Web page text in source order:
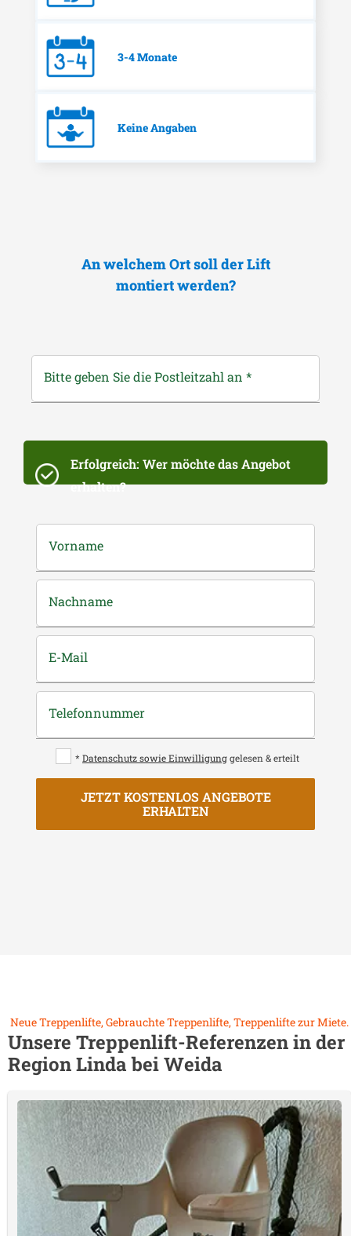
3-4 Monate
Keine Angaben
An welchem Ort soll der Lift
montiert werden?
Bitte geben Sie die Postleitzahl an *
Erfolgreich: Wer möchte das Angebot
erhalten?
Vorname
Nachname
E-Mail
Telefonnummer
* Datenschutz sowie Einwilligung gelesen & erteilt
JETZT KOSTENLOS ANGEBOTE
ERHALTEN
Neue Treppenlifte, Gebrauchte Treppenlifte, Treppenlifte zur Miete.
Unsere Treppenlift-Referenzen in der
RegionLinda bei Weida